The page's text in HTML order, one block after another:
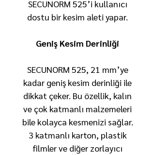
SECUNORM 525’i kullanıcı
dostu bir kesim aleti yapar.
Geniş Kesim Derinliği
SECUNORM 525, 21 mm’ye
kadar geniş kesim derinliği ile
dikkat çeker. Bu özellik, kalın
ve çok katmanlı malzemeleri
bile kolayca kesmenizi sağlar.
3 katmanlı karton, plastik
filmler ve diğer zorlayıcı